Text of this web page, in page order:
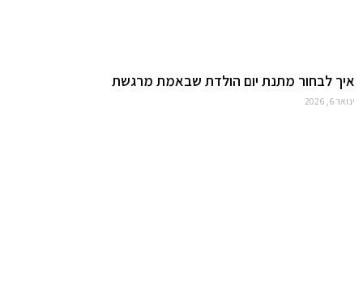
איך לבחור מתנת יום הולדת שבאמת מרגשת
ינואר 6, 2026